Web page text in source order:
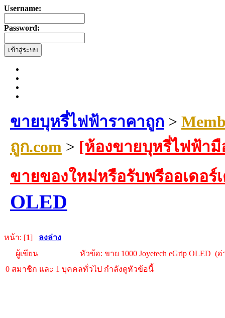
Username:
Password:
ขายบุหรี่ไฟฟ้าราคาถูก >
ถูก.com> [ห้องขายบุหรี่ไฟฟ้ามื
ขายของใหม่หรือรับพรีออเดอร์
OLED
หน้า: [1] ลงล่าง
ผู้เขียน
หัวข้อ: ขาย 1000 Joyetech eGrip OLED (
0 สมาชิก และ 1 บุคคลทั่วไป กำลังดูหัวข้อนี้